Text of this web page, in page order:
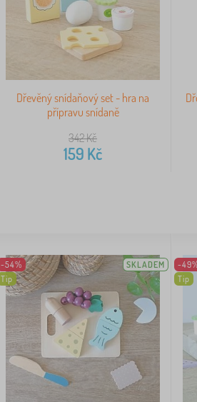
Dřevěný snídaňový set - hra na
přípravu snídaně
342Kč
159 Kč
-54%
Tip
SKLADEM
-
Tip